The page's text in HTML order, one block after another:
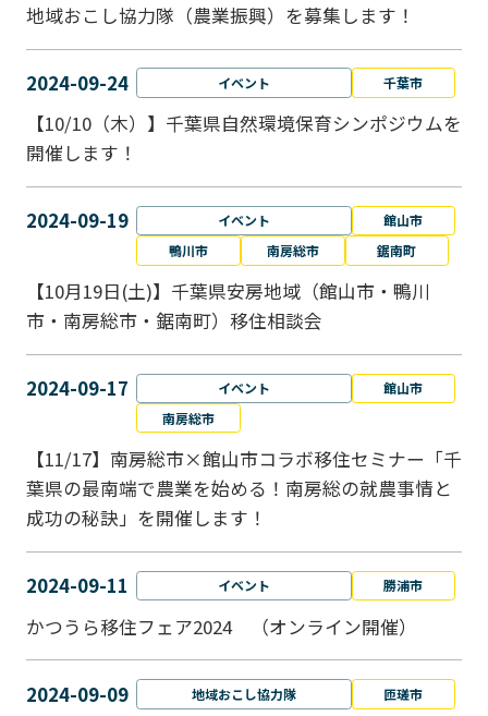
地域おこし協⼒隊（農業振興）を募集します！
2024-09-24 イベント 千葉市
【10/10（木）】千葉県自然環境保育シンポジウムを
開催します！
2024-09-19 イベント
館山市
鴨川市
南房総市 鋸南町
【10月19日(土)】千葉県安房地域（館山市・鴨川
市・南房総市・鋸南町）移住相談会
2024-09-17 イベント
館山市
南房総市
【11/17】南房総市×館山市コラボ移住セミナー「千
葉県の最南端で農業を始める！南房総の就農事情と
成功の秘訣」を開催します！
2024-09-11 イベント 勝浦市
かつうら移住フェア2024 （オンライン開催）
2024-09-09 地域おこし協力隊 匝瑳市